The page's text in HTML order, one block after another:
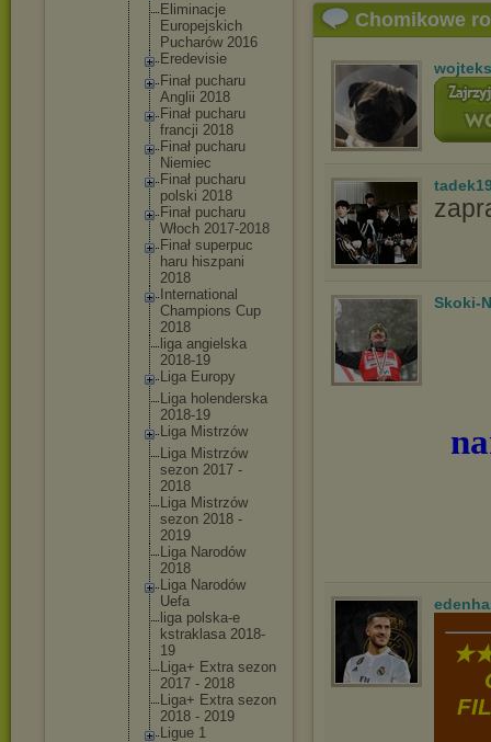
Eliminacje
Europejs kich
Pucharów 2016
Eredevisie
Finał pucharu
Anglii 2018
Finał pucharu
francji 2018
Finał pucharu
Niemiec
Finał pucharu
polski 2018
Finał pucharu
Włoch 2017-2018
Finał superpuc
haru hiszpani
2018
International
Champions Cup
2018
liga angielska
2018-19
Liga Europy
Liga holenderska
2018-19
Liga Mistrzów
Liga Mistrzów
sezon 2017 -
2018
Liga Mistrzów
sezon 2018 -
2019
Liga Narodów
2018
Liga Narodów
Uefa
liga polska-e
kstraklasa 2018-
19
Liga+ Extra sezon
2017 - 2018
Liga+ Extra sezon
2018 - 2019
Ligue 1
Chomikowe
Skoki-